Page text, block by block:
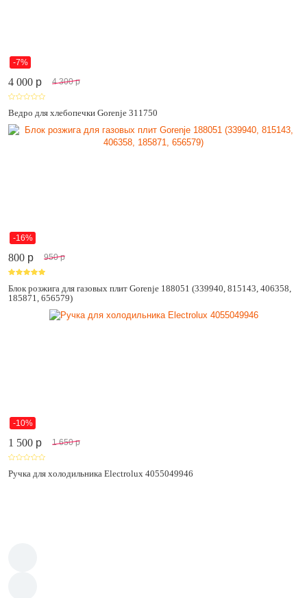
-7%
4 000 p 4 300 p
Ведро для хлебопечки Gorenje 311750
-16%
800 p 950 p
Блок розжига для газовых плит Gorenje 188051 (339940, 815143, 406358,
185871, 656579)
-10%
1 500 p 1 650 p
Ручка для холодильника Electrolux 4055049946